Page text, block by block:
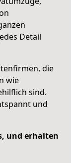
Detail
die
wie
sind.
und
und erhalten